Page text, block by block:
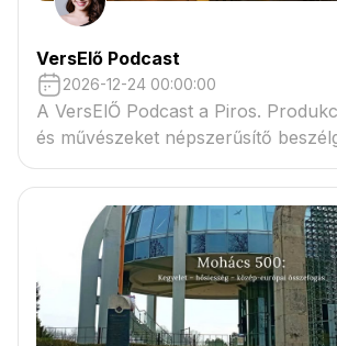
VersElő Podcast
2026-12-24 00:00:00
A VersElŐ Podcast a Piros.
és művészeket népszerűsítő